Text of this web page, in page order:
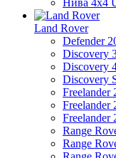
Land Rover
Defender
Discovery
Discovery
Discovery
Freelander
Freelander
Freelander
Range
Range